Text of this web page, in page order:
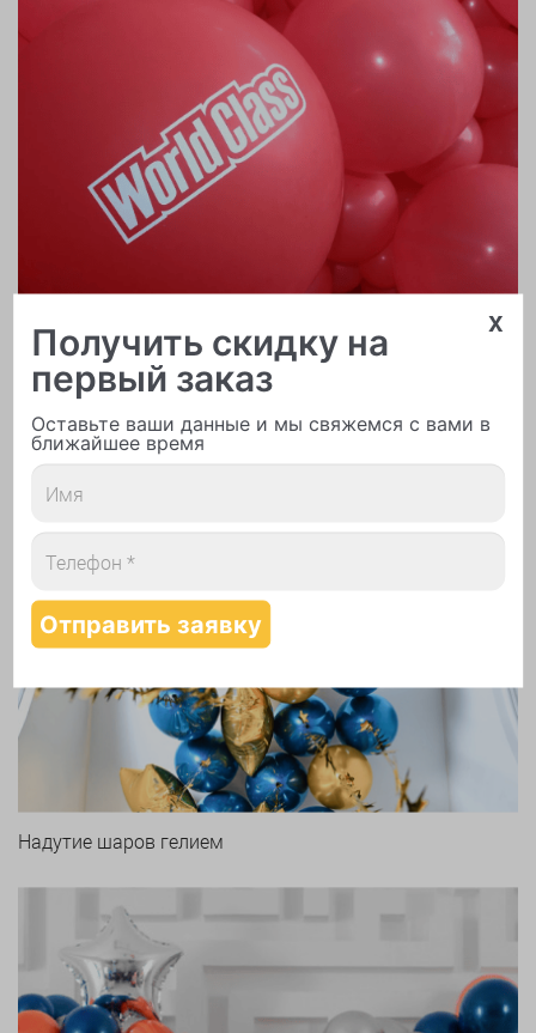
Печать логотипа
Арки и гирлянды из шаров
Надутие шаров гелием
x
Получить скидку на
первый заказ
Оставьте ваши данные и мы свяжемся с вами в
ближайшее время